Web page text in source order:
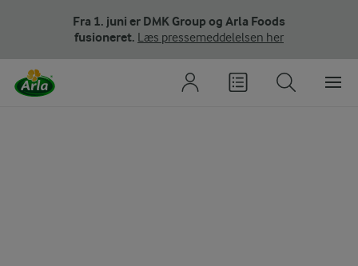
Fra 1. juni er DMK Group og Arla Foods
fusioneret. Læs pressemeddelelsen her